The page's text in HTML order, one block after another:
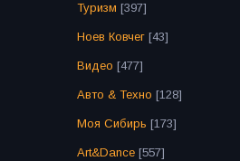
Туризм [397]
Ноев Ковчег [43]
Видео [477]
Авто & Техно [128]
Моя Сибирь [173]
Art&Dance [557]